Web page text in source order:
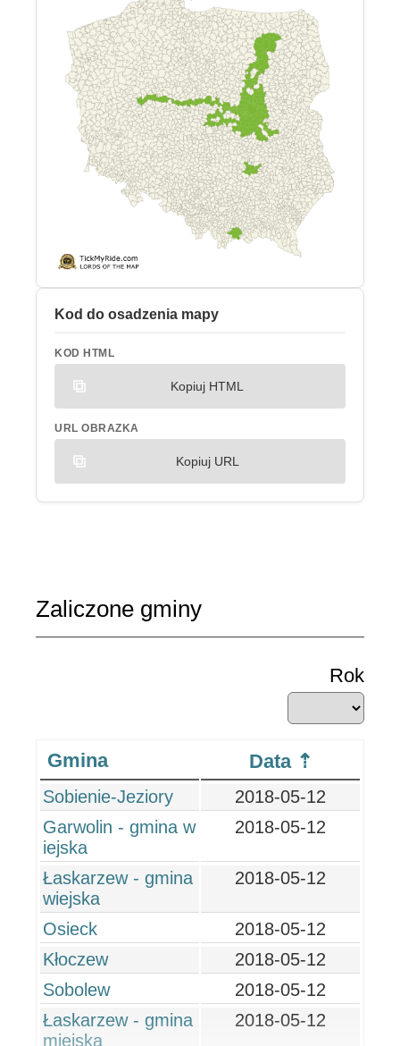
Kod do osadzenia mapy
KOD HTML
Kopiuj HTML
URL OBRAZKA
Kopiuj URL
Zaliczone gminy
Rok
Gmina Data
Sobienie-Jeziory
2018-05-12
Garwolin - gmina w
iejska
2018-05-12
Łaskarzew - gmina
wiejska
2018-05-12
Osieck
2018-05-12
Kłoczew
2018-05-12
Sobolew
2018-05-12
Łaskarzew - gmina
miejska
2018-05-12